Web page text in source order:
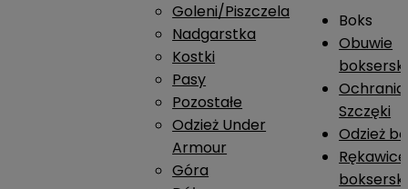
Goleni/Piszczela
Nadgarstka
Kostki
Pasy
Pozostałe
Odzież Under
Armour
Góra
Boks
Obuwie
Szczęki
Odzież
Rękawice